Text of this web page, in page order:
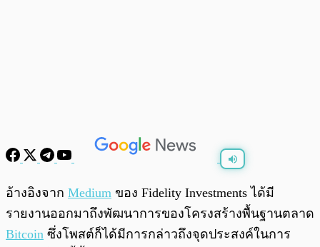
0:00 /0:00
อ้างอิงจาก Medium ของ Fidelity Investments ได้มี
รายงานออกมาถึงพัฒนาการของโครงสร้างพื้นฐานตลาด
Bitcoin ซึ่งโพสต์ก็ได้มีการกล่าวถึงจุดประสงค์ในการ